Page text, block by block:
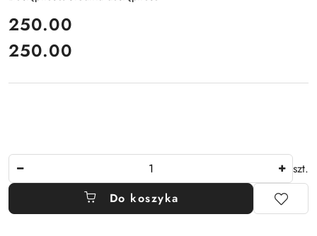
cena:
250.00
Cena:
250.00
szt.
Do koszyka